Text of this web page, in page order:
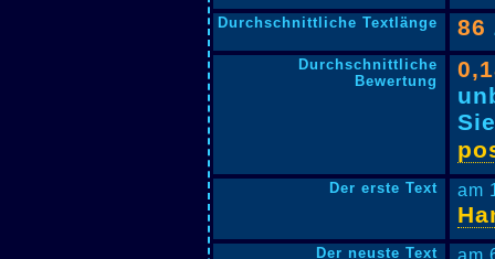
Durchschnittliche Textlänge 86
Durchschnittliche
Bewertung
Der erste Text am
Der neuste Text